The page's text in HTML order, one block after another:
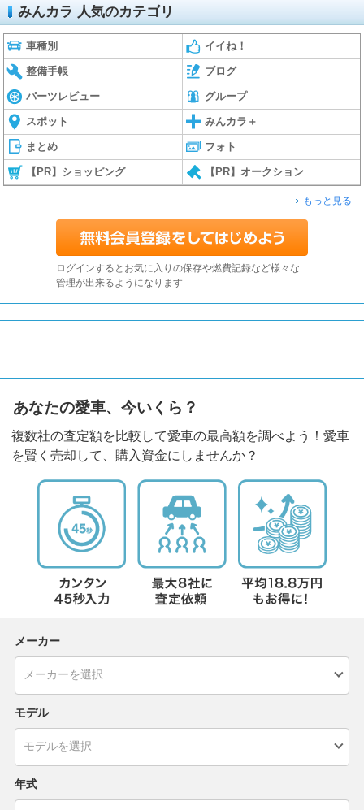
みんカラ 人気のカテゴリ
車種別 イイね！
整備手帳 ブログ
パーツレビュー グループ
スポット みんカラ＋
まとめ フォト
【PR】ショッピング 【PR】オークション
もっと見る
ログインするとお気に入りの保存や燃費記録など様々な
管理が出来るようになります
あなたの愛車、今いくら？
複数社の査定額を比較して愛車の最高額を調べよう！愛車
を賢く売却して、購入資金にしませんか？
メーカー
モデル
年式